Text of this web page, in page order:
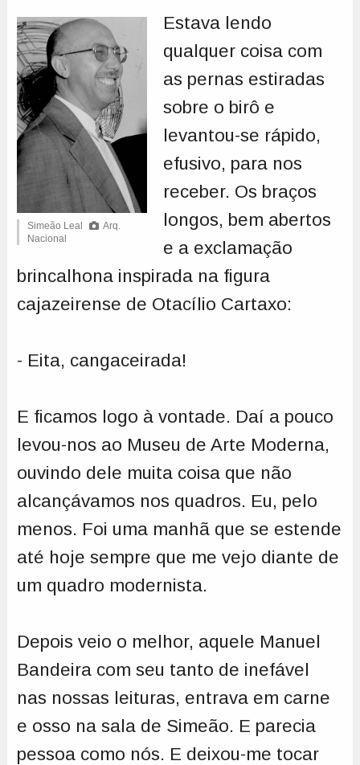
Simeão Leal
Arq.
Nacional
Estava lendo
qualquer coisa com
as pernas estiradas
sobre o birô e
levantou-se rápido,
efusivo, para nos
receber. Os braços
longos, bem abertos
e a exclamação
brincalhona inspirada na figura
cajazeirense de Otacílio Cartaxo:
- Eita, cangaceirada!
E ficamos logo à vontade. Daí a pouco
levou-nos ao Museu de Arte Moderna,
ouvindo dele muita coisa que não
alcançávamos nos quadros. Eu, pelo
menos. Foi uma manhã que se estende
até hoje sempre que me vejo diante de
um quadro modernista.
Depois veio o melhor, aquele Manuel
Bandeira com seu tanto de inefável
nas nossas leituras, entrava em carne
e osso na sala de Simeão. E parecia
pessoa como nós. E deixou-me tocar